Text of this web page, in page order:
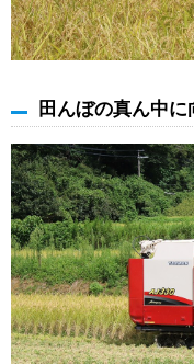
田んぼの真ん中